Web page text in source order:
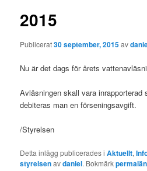
2015
Publicerat30 september, 2015av
Nu är det dags för årets
Avläsningen skall vara inrapporterad
debiteras man en förseningsavgift.
/Styrelsen
Detta inlägg publicerades iAktuellt,
styrelsenavdaniel. Bokmärk